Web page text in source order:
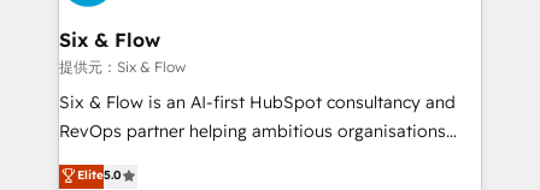
Reviews and 4.9/5 rating in Clutch Reviews. Digifianz
helps the following industries: logistics & 3PL, home
improvement & construction, branding and
commercialization, real estate, health, education,
SaaS, Software Dev & IT and consulting, make the
the United States, EU, UAE, Mexico and Latin
Six & Flow
提供元：Six & Flow
Six & Flow is an AI-first HubSpot consultancy and
RevOps partner helping ambitious organisations
grow with clarity, confidence, and intelligence.
Elite5.0